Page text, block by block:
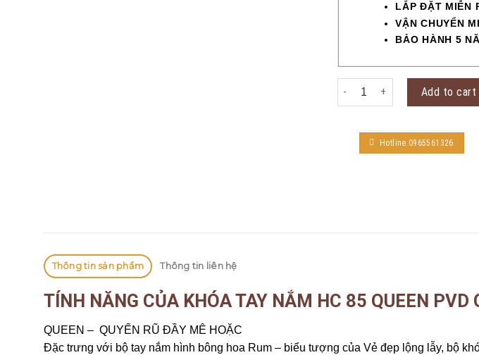
LẮP ĐẶT MIỄN
VẬN CHUYỂN
BẢO HÀNH 5
KHÓA TAY NẮM HC 85Add to cart
Hotline 0965561326
Thông tin sản phẩm Thông tin liên hệ
TÍNH NĂNG CỦA KHÓA TAY NẮM HC 85 QUEEN PVD
QUEEN – QUYẾN RŨ ĐẦY MÊ HOẶC
Đặc trưng với bộ tay nắm hình bông hoa Rum – biểu tượng của Vẻ đẹp lộng lẫy, bộ